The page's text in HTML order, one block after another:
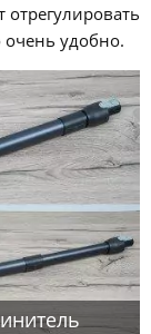
очень удобно.